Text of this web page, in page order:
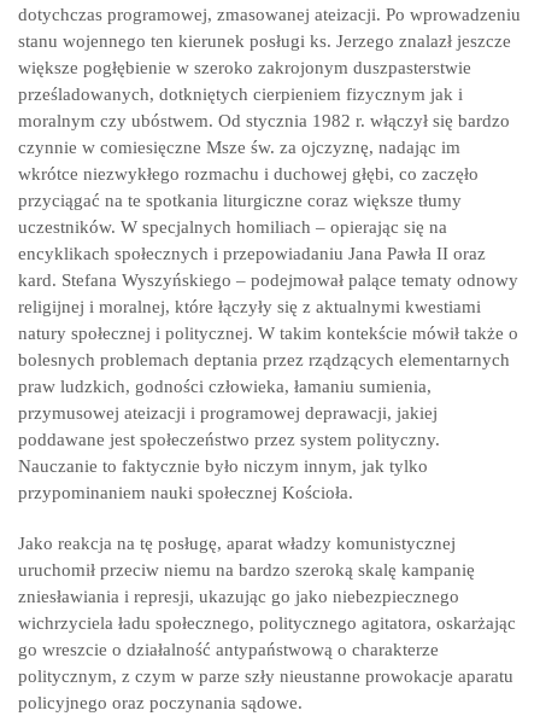
dotychczas programowej, zmasowanej ateizacji. Po wprowadzeniu
stanu wojennego ten kierunek posługi ks. Jerzego znalazł jeszcze
większe pogłębienie w szeroko zakrojonym duszpasterstwie
prześladowanych, dotkniętych cierpieniem fizycznym jak i
moralnym czy ubóstwem. Od stycznia 1982 r. włączył się bardzo
czynnie w comiesięczne Msze św. za ojczyznę, nadając im
wkrótce niezwykłego rozmachu i duchowej głębi, co zaczęło
przyciągać na te spotkania liturgiczne coraz większe tłumy
uczestników. W specjalnych homiliach – opierając się na
encyklikach społecznych i przepowiadaniu Jana Pawła II oraz
kard. Stefana Wyszyńskiego – podejmował palące tematy odnowy
religijnej i moralnej, które łączyły się z aktualnymi kwestiami
natury społecznej i politycznej. W takim kontekście mówił także o
bolesnych problemach deptania przez rządzących elementarnych
praw ludzkich, godności człowieka, łamaniu sumienia,
przymusowej ateizacji i programowej deprawacji, jakiej
poddawane jest społeczeństwo przez system polityczny.
Nauczanie to faktycznie było niczym innym, jak tylko
przypominaniem nauki społecznej Kościoła.
Jako reakcja na tę posługę, aparat władzy komunistycznej
uruchomił przeciw niemu na bardzo szeroką skalę kampanię
zniesławiania i represji, ukazując go jako niebezpiecznego
wichrzyciela ładu społecznego, politycznego agitatora, oskarżając
go wreszcie o działalność antypaństwową o charakterze
politycznym, z czym w parze szły nieustanne prowokacje aparatu
policyjnego oraz poczynania sądowe.